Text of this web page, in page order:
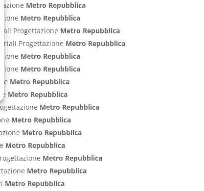
Metro Repubblica
Metro Repubblica
Progettazione Metro Repubblica
Progettazione Metro Repubblica
Metro Repubblica
Metro Repubblica
Metro Repubblica
Metro Repubblica
Metro Repubblica
Metro Repubblica
Metro Repubblica
Metro Repubblica
Metro Repubblica
Metro Repubblica
Metro Repubblica